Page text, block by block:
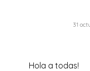
31
Hola a todas!